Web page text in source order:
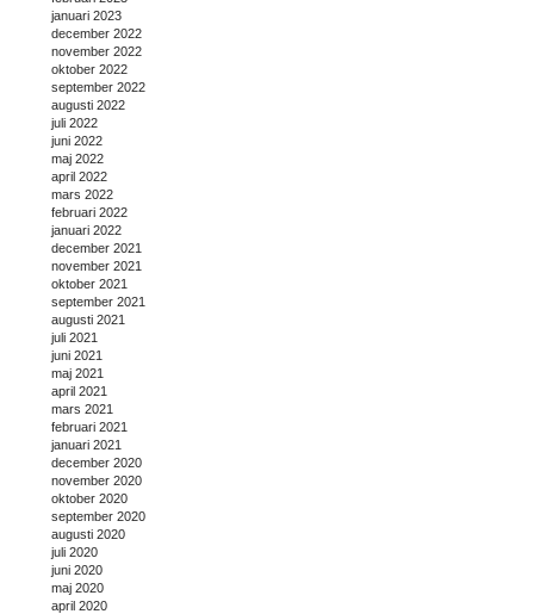
januari 2023
december 2022
november 2022
oktober 2022
september 2022
augusti 2022
juli 2022
juni 2022
maj 2022
april 2022
mars 2022
februari 2022
januari 2022
december 2021
november 2021
oktober 2021
september 2021
augusti 2021
juli 2021
juni 2021
maj 2021
april 2021
mars 2021
februari 2021
januari 2021
december 2020
november 2020
oktober 2020
september 2020
augusti 2020
juli 2020
juni 2020
maj 2020
april 2020